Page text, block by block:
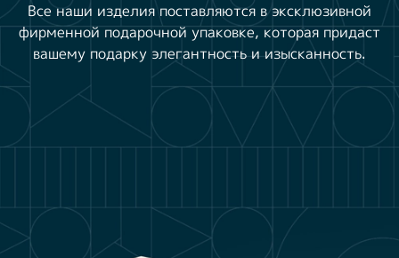
Все наши изделия поставляются в эксклюзивной
фирменной подарочной упаковке, которая придаст
вашему подарку элегантность и изысканность.